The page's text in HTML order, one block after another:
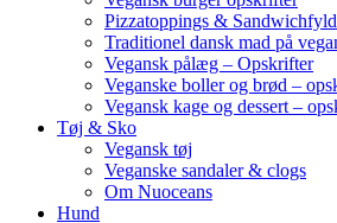
Pizzatoppings &
Traditionel dansk mad på
Vegansk pålæg – Opskrifter
Veganske boller og brød –
Vegansk kage og dessert –
Tøj & Sko
Vegansk tøj
Veganske sandaler & clogs
Om Nuoceans
Hund